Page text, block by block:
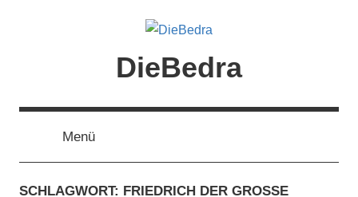
DieBedra
Menü
SCHLAGWORT: FRIEDRICH DER GROSSE